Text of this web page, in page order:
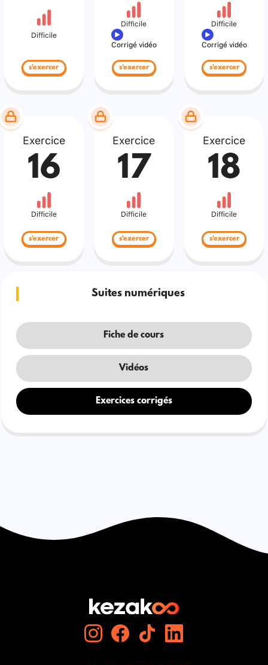
Difficile
s'exercer
Difficile
Corrigé vidéo
s'exercer
Difficile
Corrigé vidéo
s'exercer
Exercice
16
Difficile
s'exercer
Exercice
17
Difficile
s'exercer
Exercice
18
Difficile
s'exercer
Suites numériques
Fiche de cours
Vidéos
Exercices corrigés